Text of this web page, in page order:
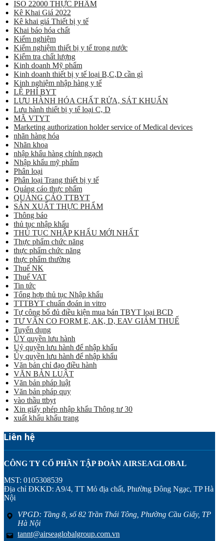
ISO 22000 THỰC PHẨM
Kê Khai Giá 2022
Kê khai giá Thiết bị y tế
Khai báo hóa chất
Kiểm nghiệm
Kiểm nghiệm thiết bị y tế trong nước
Kiểm tra chất lượng
Kinh doanh Mỹ phẩm
Kinh doanh thiết bị y tế loại B,C,D cần gì
Kinh nghiệm nhập hàng y tế
LỆ PHÍ BYT
LƯU HÀNH HÓA CHẤT RỬA, SÁT KHUẨN
Lưu hành thiết bị y tế loại C, D
MÃ VTYT
Marketing authorization holder service of Medical devices
nhãn hàng hóa
Nhãn khoa
nhập khẩu hàng chính ngạch
Nhập khẩu mỹ phẩm
Phân loại
Phân loại Trang thiết bị y tế
Quảng cáo thực phẩm
QUẢNG CÁO TTBYT
SẢN XUẤT THỰC PHẨM
Thông báo
thủ tục nhập khẩu
THỦ TỤC NHẬP KHẨU MỚI NHẤT
Thực phẩm chức năng
thực phẩm chức năng
thực phẩm thường
Thuế NK
Thuế VAT
Tin tức
Tổng hợp thủ tục Nhập khẩu
TTTBYT chuẩn đoán in vitro
Tự công bố đủ điều kiện mua bán TBYT loại BCD
TƯ VẤN CO FORM E, AK, D, EAV GIẢM THUẾ
Tuyển dụng
ỦY quyền lưu hành
Uỷ quyền lưu hành để nhập khẩu
Ủy quyền lưu hành để nhập khẩu
Văn bản chỉ đạo điều hành
VĂN BẢN LUẬT
Văn bản pháp luật
Văn bản pháp quy
vào thầu ttbyt
Xin giấy phép nhập khẩu Thông tư 30
xuất khẩu khẩu trang
Liên hệ
CÔNG TY CỔ PHẦN TẬP ĐOÀN AIRSEAGLOBAL
MST: 0105308539
Địa chỉ ĐKKD: A9/4, TT Mỏ địa chất, Phường Đông Ngạc, TP Hà
Nội
VPGD: Tầng 8, số 82 Trần Thái Tông, Phường Cầu Giấy, TP
Hà Nội
tannt@airseaglobalgroup.com.vn